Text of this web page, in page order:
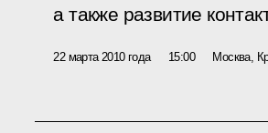
а также развитие
22 марта 2010 года 15:00 Москва,